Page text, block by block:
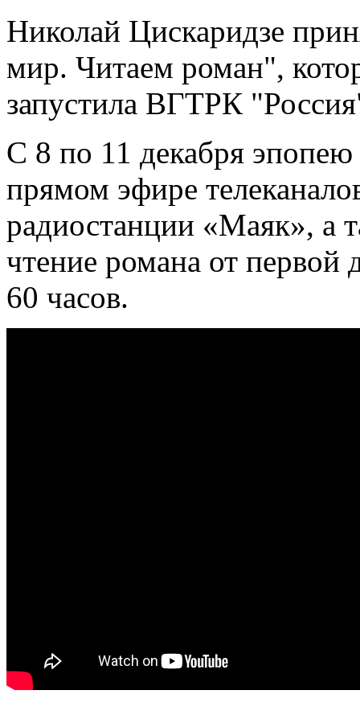
Николай Цискаридзе
мир. Читаем роман",
запустила ВГТРК
С 8 по 11 декабря эпопею
прямом эфире
радиостанции «Маяк», а
чтение романа от первой
60 часов.